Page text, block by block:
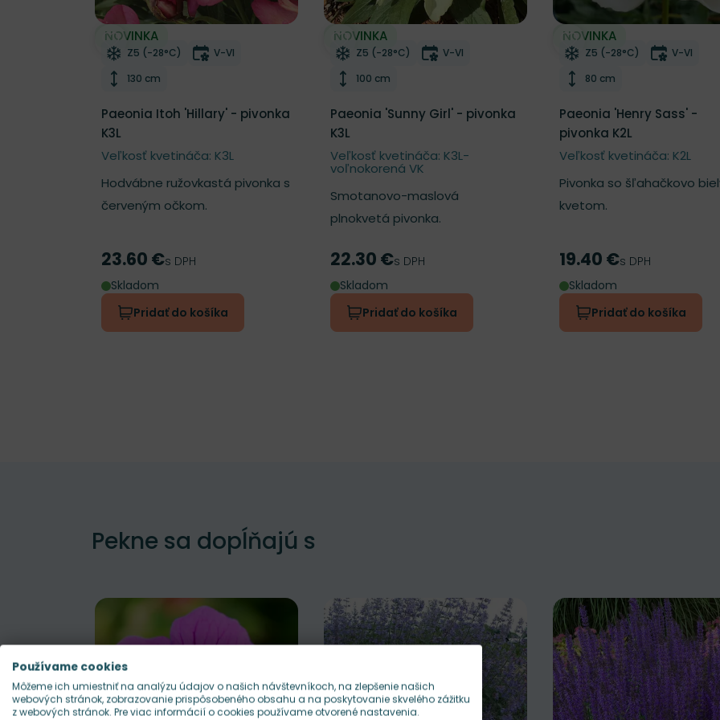
NOVINKA
Odober do zoznamu želaní
Mrazuvzdornosť
Z5 (-28°C) Doba kvitnutia
V-VI
Výška rastliny
130 cm
Paeonia Itoh 'Hillary' - pivonka
K3L
Veľkosť kvetináča: K3L
Hodvábne ružovkastá pivonka s
červeným očkom.
Cena
23.60 €s DPH
Skladom
Pridať do košíka
NOVINKA
Odober do zoznamu želaní
Mrazuvzdornosť
Z5 (-28°C) Doba kvitnutia
V-VI
Výška rastliny
100 cm
Paeonia 'Sunny Girl' - pivonka
K3L
Veľkosť kvetináča: K3L-
voľnokorená VK
Smotanovo-maslová
plnokvetá pivonka.
Cena
22.30 €s DPH
Skladom
Pridať do košíka
NOVINKA
Odober do zoznamu želaní
Mrazuvzdornosť
Z5 (-28°C) Doba
V-VI
Výška rastliny
80 cm
Paeonia 'Henry Sass' -
pivonka K2L
Veľkosť kvetináča: K2L
Pivonka so šľahačkovo
kvetom.
Cena
19.40 €s DPH
Skladom
Pridať do košíka
Pekne sa dopĺňajú s
Používame cookies
Môžeme ich umiestniť na analýzu údajov o našich návštevníkoch, na zlepšenie našich
webových stránok, zobrazovanie prispôsobeného obsahu a na poskytovanie skvelého zážitku
z webových stránok. Pre viac informácií o cookies používame otvorené nastavenia.